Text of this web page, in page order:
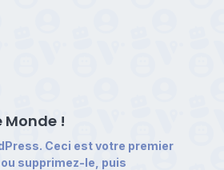
Monde !
Ceci est votre premier
supprimez-le, puis